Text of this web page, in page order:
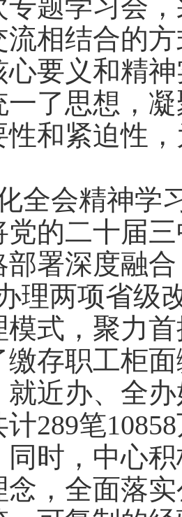
专题学习会
流相结合的
心要义和精
一了思想，
性和紧迫性
全会精神学
党的二十届
部署深度融
理两项省级
模式，聚力
缴存职工柜
就近办、全
计289笔
同时，中心
念，全面落